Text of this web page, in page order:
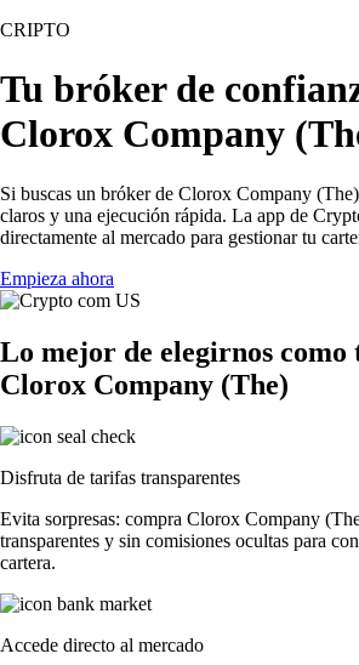
CRIPTO
Tu bróker de
Clorox Company
Si buscas un bróker de Clorox Company
claros y una ejecución rápida. La app de
directamente al mercado para gestionar tu
Empieza ahora
Lo mejor de elegirnos
Clorox Company (The)
Disfruta de tarifas transparentes
Evita sorpresas: compra Clorox Company
transparentes y sin comisiones ocultas para
cartera.
Accede directo al mercado